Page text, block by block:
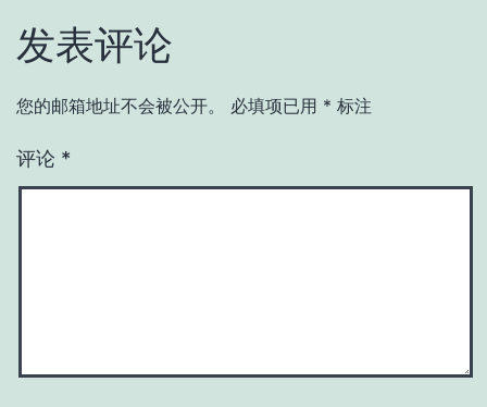
发表评论
您的邮箱地址不会被公开。 必填项已用 * 标注
评论 *